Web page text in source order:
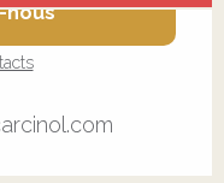
nous